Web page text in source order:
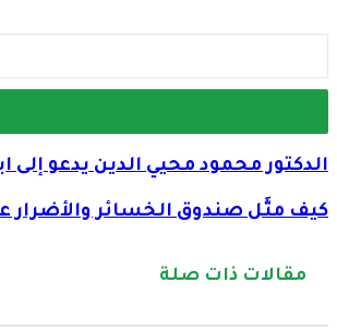
الدكتور محمود محيي الدين يدعو إلى
كيف مثَّل صندوق الخسائر والأضرار
مقالات ذات صلة